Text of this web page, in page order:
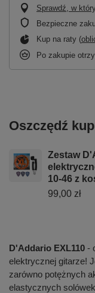
Sprawdź, w
Bezpieczne
Kup na raty (
Po zakupie
Oszczędź
Zestaw
10-46 z
99,00 zł
D'Addario EXL110 -
elektrycznej gitarze!
zarówno potężnych
elastycznych